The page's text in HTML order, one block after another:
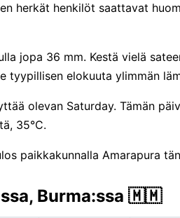
herkät henkilöt saattavat
jopa 36 mm. Kestä vielä
tyypillisen elokuuta ylimmän
olevan Saturday. Tämän
35°C.
paikkakunnalla Amarapura
Burma:ssa 🇲🇲